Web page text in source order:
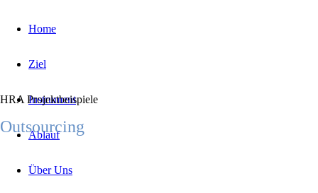
Home
Ziel
Instrument
Ablauf
Über Uns
HRA Projektbeispiele
Outsourcing